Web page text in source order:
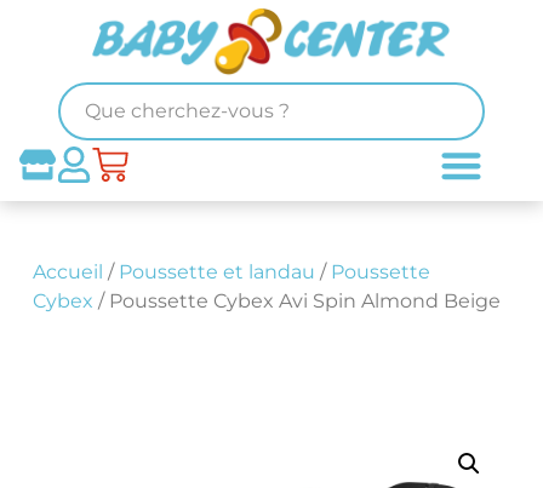
Accueil / Poussette et landau / Poussette
Cybex / Poussette Cybex Avi Spin Almond Beige